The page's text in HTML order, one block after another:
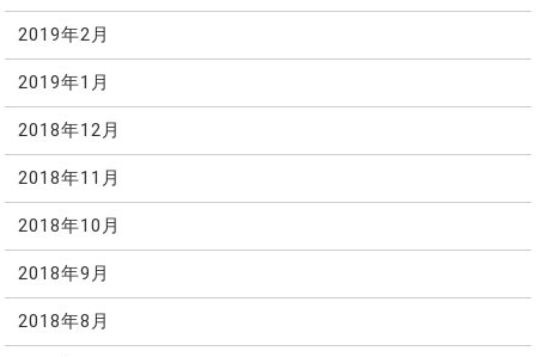
2019年2月
2019年1月
2018年12月
2018年11月
2018年10月
2018年9月
2018年8月